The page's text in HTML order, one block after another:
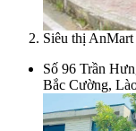
Siêu thị
Số 96 Trần
Bắc Cường,